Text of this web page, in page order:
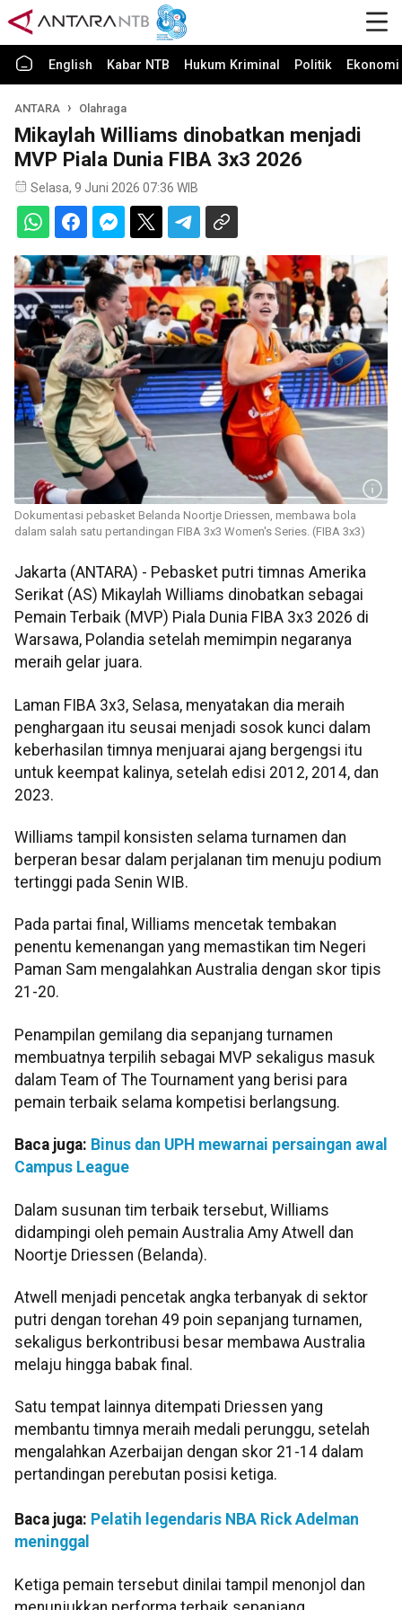
English Kabar NTB Hukum Kriminal Politik
ANTARA Olahraga
Mikaylah Williams dinobatkan menjadi
MVP Piala Dunia FIBA 3x3 2026
Selasa, 9 Juni 2026 07:36 WIB
Dokumentasi pebasket Belanda Noortje Driessen, membawa bola
dalam salah satu pertandingan FIBA 3x3 Women's Series. (FIBA 3x3)
Jakarta (ANTARA) - Pebasket putri timnas Amerika
Serikat (AS) Mikaylah Williams dinobatkan sebagai
Pemain Terbaik (MVP) Piala Dunia FIBA 3x3 2026 di
Warsawa, Polandia setelah memimpin negaranya
meraih gelar juara.
Laman FIBA 3x3, Selasa, menyatakan dia meraih
penghargaan itu seusai menjadi sosok kunci dalam
keberhasilan timnya menjuarai ajang bergengsi itu
untuk keempat kalinya, setelah edisi 2012, 2014, dan
2023.
Williams tampil konsisten selama turnamen dan
berperan besar dalam perjalanan tim menuju podium
tertinggi pada Senin WIB.
Pada partai final, Williams mencetak tembakan
penentu kemenangan yang memastikan tim Negeri
Paman Sam mengalahkan Australia dengan skor tipis
21-20.
Penampilan gemilang dia sepanjang turnamen
membuatnya terpilih sebagai MVP sekaligus masuk
dalam Team of The Tournament yang berisi para
pemain terbaik selama kompetisi berlangsung.
Baca juga: Binus dan UPH mewarnai persaingan awal
Campus League
Dalam susunan tim terbaik tersebut, Williams
didampingi oleh pemain Australia Amy Atwell dan
Noortje Driessen (Belanda).
Atwell menjadi pencetak angka terbanyak di sektor
putri dengan torehan 49 poin sepanjang turnamen,
sekaligus berkontribusi besar membawa Australia
melaju hingga babak final.
Satu tempat lainnya ditempati Driessen yang
membantu timnya meraih medali perunggu, setelah
mengalahkan Azerbaijan dengan skor 21-14 dalam
pertandingan perebutan posisi ketiga.
Baca juga: Pelatih legendaris NBA Rick Adelman
meninggal
Ketiga pemain tersebut dinilai tampil menonjol dan